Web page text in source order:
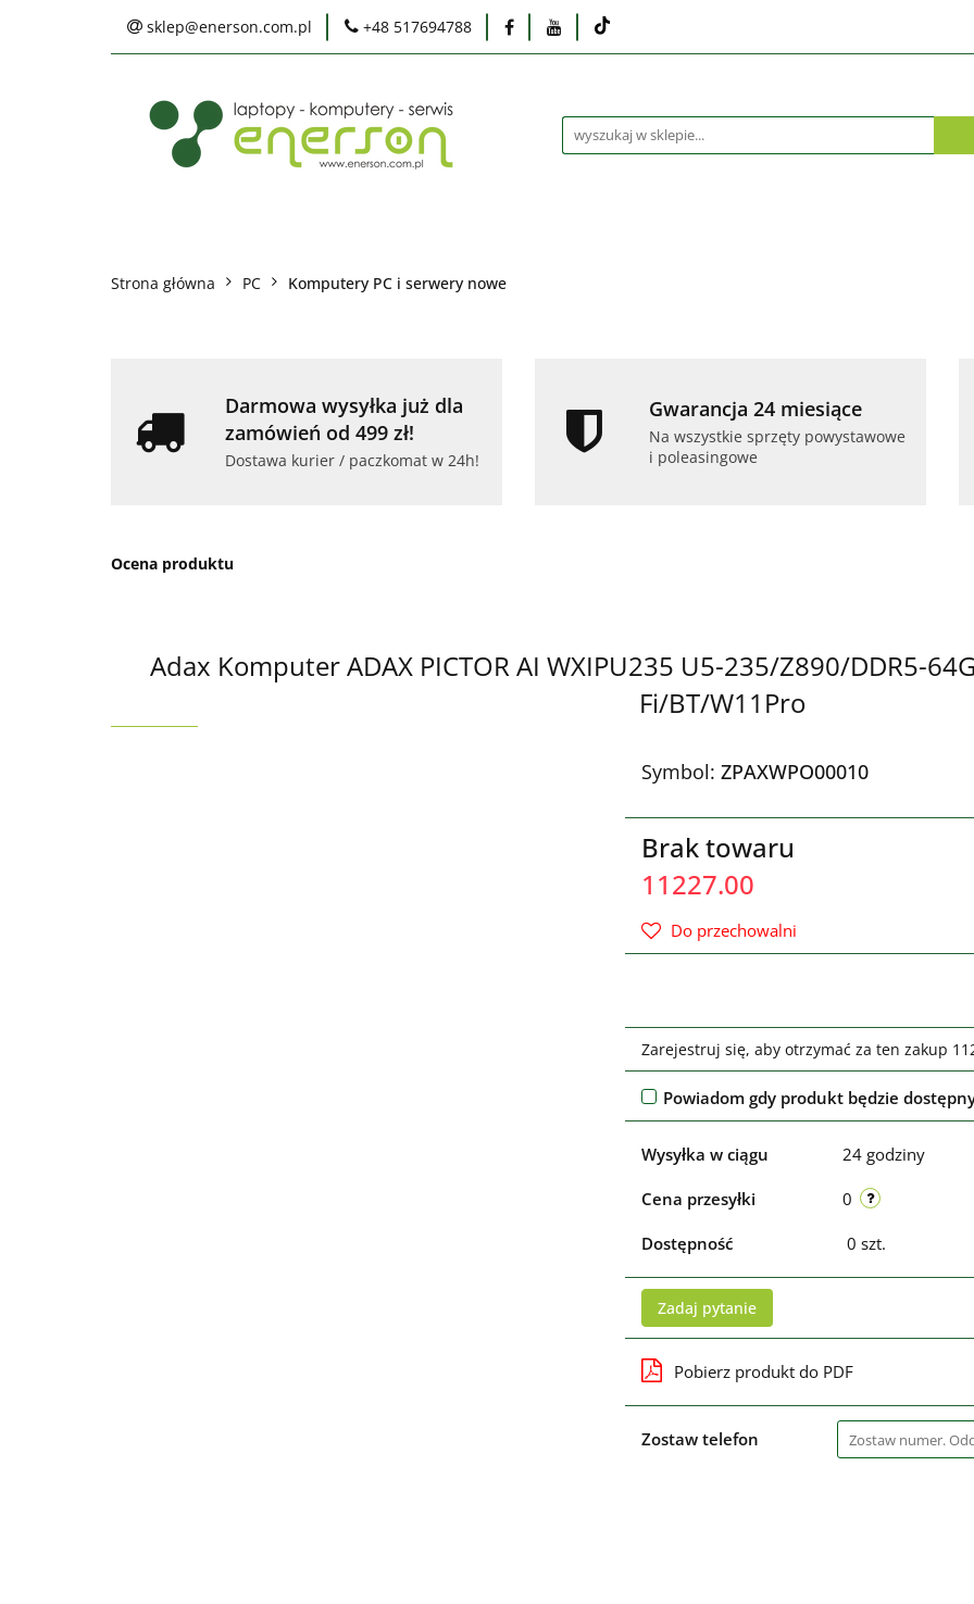
sklep@enerson.com.pl +48 517694788
Serwis
Praca Ochrona środowiska Dlaczego poleasingowy?
Laptopy PC Monitory
Karty graficzne Akcesoria Telefony i tablety Serwis Praca
Strona główna PC Komputery PC i serwery nowe
Darmowa wysyłka już dla
zamówień od 499 zł!
Dostawa kurier / paczkomat w 24h!
Gwarancja 24 miesiące
Na wszystkie sprzęty powystawowe
i poleasingowe
Ocena produktu
Adax Komputer ADAX PICTOR AI WXIPU235 U5-235/Z890/DDR5-
Fi/BT/W11Pro
Symbol: ZPAXWPO00010
Brak towaru
11227.00
Do przechowalni
Zarejestruj się, aby otrzymać za ten zakup
Powiadom gdy produkt będzie
Wysyłka w ciągu 24 godziny
Cena przesyłki 0
Dostępność 0 szt.
Zadaj pytanie
Pobierz produkt do PDF
Zostaw telefon